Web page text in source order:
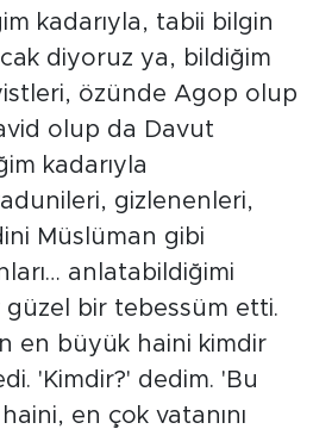
kadarıyla, tabii bilgin
diyoruz ya, bildiğim
özünde Agop olup
olup da Davut
kadarıyla
gizlenenleri,
Müslüman gibi
anlatabildiğimi
güzel bir tebessüm etti.
en büyük haini kimdir
'Kimdir?' dedim. 'Bu
en çok vatanını